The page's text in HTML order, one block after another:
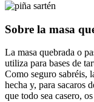
Sobre la masa
La masa quebrada o
utiliza para bases de
Como seguro sabréis,
hecha y, para sacaros
que todo sea casero,